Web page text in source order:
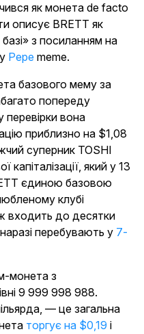
як монета de facto
описує BRETT як
з посиланням на
Pepe meme.
базового мему за
попереду
перевірки вона
приблизно на $1,08
суперник TOSHI
який у 13
єдиною базовою
клубі
входить до десятки
перебувають у 7-
монета з
9 999 998 988.
— це загальна
торгує на $0,19 і